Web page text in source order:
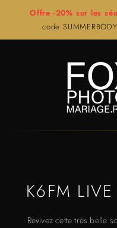
Offre -20% sur les
code
K6FM
Revivez cette très belle